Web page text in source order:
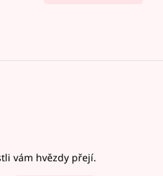
vám hvězdy přejí.